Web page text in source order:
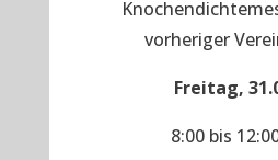
vorheriger
Freitag,
8:00 bis